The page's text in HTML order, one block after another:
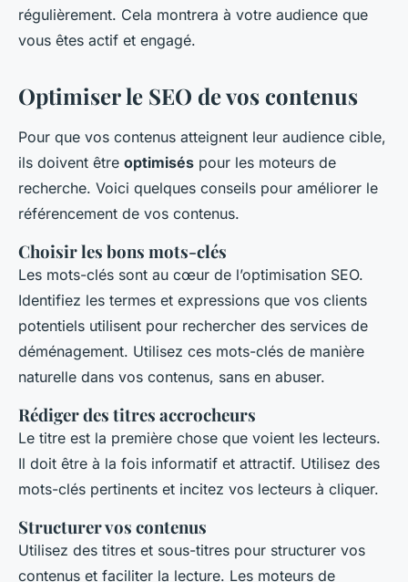
régulièrement. Cela montrera à votre audience que
vous êtes actif et engagé.
Optimiser le SEO de vos contenus
Pour que vos contenus atteignent leur audience cible,
ils doivent être optimisés pour les moteurs de
recherche. Voici quelques conseils pour améliorer le
référencement de vos contenus.
Choisir les bons mots-clés
Les mots-clés sont au cœur de l’optimisation SEO.
Identifiez les termes et expressions que vos clients
potentiels utilisent pour rechercher des services de
déménagement. Utilisez ces mots-clés de manière
naturelle dans vos contenus, sans en abuser.
Rédiger des titres accrocheurs
Le titre est la première chose que voient les lecteurs.
Il doit être à la fois informatif et attractif. Utilisez des
mots-clés pertinents et incitez vos lecteurs à cliquer.
Structurer vos contenus
Utilisez des titres et sous-titres pour structurer vos
contenus et faciliter la lecture. Les moteurs de